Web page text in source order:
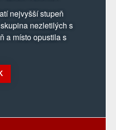
nejvyšší stupeň
nezletilých s
a místo opustila s